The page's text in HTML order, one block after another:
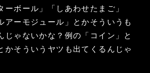
ーボール」「しあわせたまご」
アーモジュール」とかそういうも
じゃないかな？例の「コイン」と
かそういうヤツも出てくるんじゃ